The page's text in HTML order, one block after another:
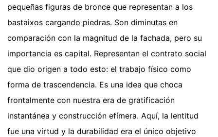
pequeñas figuras de bronce que representan a los
bastaixos cargando piedras. Son diminutas en
comparación con la magnitud de la fachada, pero su
importancia es capital. Representan el contrato social
que dio origen a todo esto: el trabajo físico como
forma de trascendencia. Es una idea que choca
frontalmente con nuestra era de gratificación
instantánea y construcción efímera. Aquí, la lentitud
fue una virtud y la durabilidad era el único objetivo